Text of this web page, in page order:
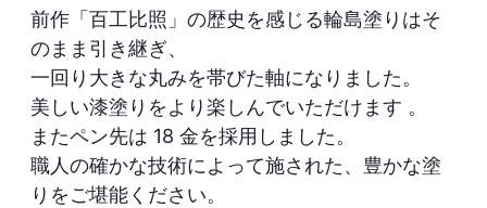
前作「百工比照」の歴史を感じる輪島塗りはそ
のまま引き継ぎ、
一回り大きな丸みを帯びた軸になりました。
美しい漆塗りをより楽しんでいただけます 。
またペン先は 18 金を採用しました。
職人の確かな技術によって施された、豊かな塗
りをご堪能ください。